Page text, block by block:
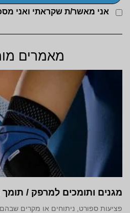
אני מאשר/ת שקראתי ואני
מאמרים
מגנים ותומכים למרפק /
פציעות ספורט, ניתוחים או מקרים